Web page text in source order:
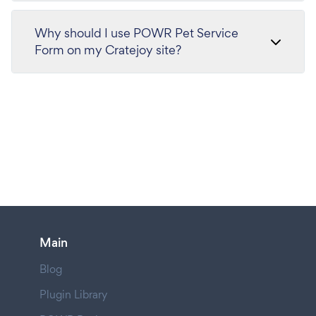
Why should I use POWR Pet Service
Form on my Cratejoy site?
Main
Blog
Plugin Library